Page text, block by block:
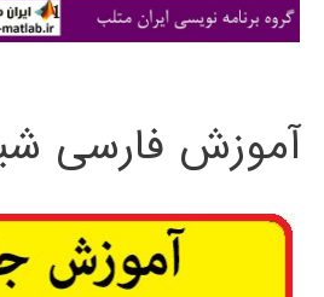
ی
آموزش فارسی